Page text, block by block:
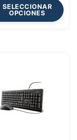
SELECCIONAR
OPCIONES